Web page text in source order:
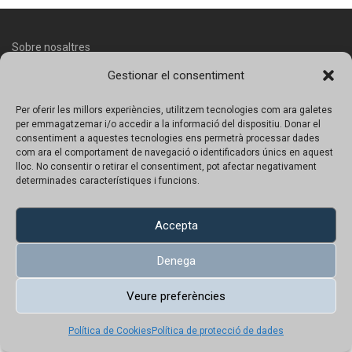
Gestionar el consentiment
Per oferir les millors experiències, utilitzem tecnologies com ara galetes
per emmagatzemar i/o accedir a la informació del dispositiu. Donar el
consentiment a aquestes tecnologies ens permetrà processar dades
com ara el comportament de navegació o identificadors únics en aquest
lloc. No consentir o retirar el consentiment, pot afectar negativament
determinades característiques i funcions.
Accepta
Denega
Veure preferències
Política de Cookies Política de protecció de dades
Sobre nosaltres
Avís legal
Política de protecció de dades
Política de Cookies
Català